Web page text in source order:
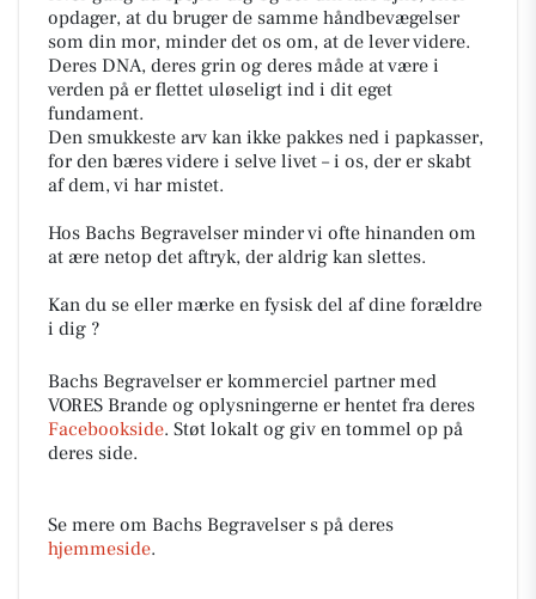
opdager, at du bruger de samme håndbevægelser
som din mor, minder det os om, at de lever videre.
Deres DNA, deres grin og deres måde at være i
verden på er flettet uløseligt ind i dit eget
fundament.
Den smukkeste arv kan ikke pakkes ned i papkasser,
for den bæres videre i selve livet – i os, der er skabt
af dem, vi har mistet.
Hos Bachs Begravelser minder vi ofte hinanden om
at ære netop det aftryk, der aldrig kan slettes.
Kan du se eller mærke en fysisk del af dine forældre
i dig ?
Bachs Begravelser er kommerciel partner med
VORES Brande og oplysningerne er hentet fra deres
Facebookside. Støt lokalt og giv en tommel op på
deres side.
Se mere om Bachs Begravelser s på deres
hjemmeside.